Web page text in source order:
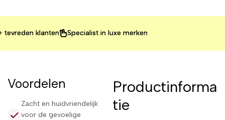
klanten Specialist in luxe merken
klanten Specialist in luxe merken
klanten Specialist in luxe merken
Voordelen
Zacht en huidvriendelijk
voor de gevoelige
Productinforma
tie